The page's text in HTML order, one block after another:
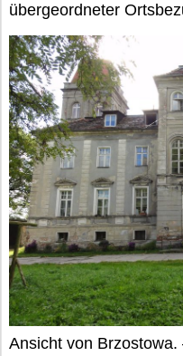
übergeordneter
Ansicht von